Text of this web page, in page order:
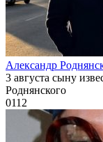
Александр
3 августа сыну
Роднянского
0112